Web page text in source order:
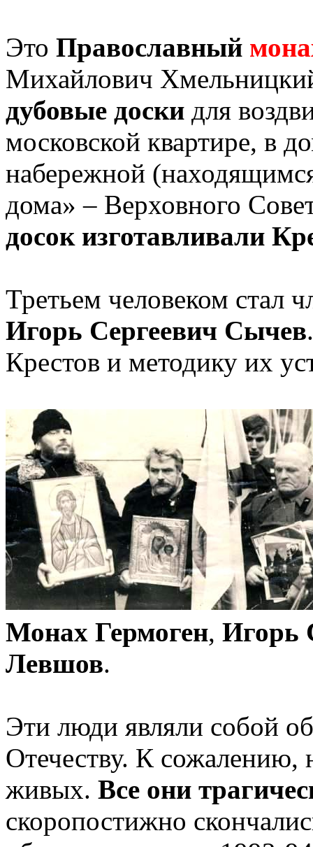
Это Православный
Михайлович
дубовые доски для
московской квартире, в
набережной
дома» – Верховного
досок изготавливали
Третьем человеком
Игорь Сергеевич Сычев
Крестов и методику их
Монах Гермоген, Игорь
Левшов.
Эти люди являли собой
Отечеству. К сожалению,
живых. Все они
скоропостижно